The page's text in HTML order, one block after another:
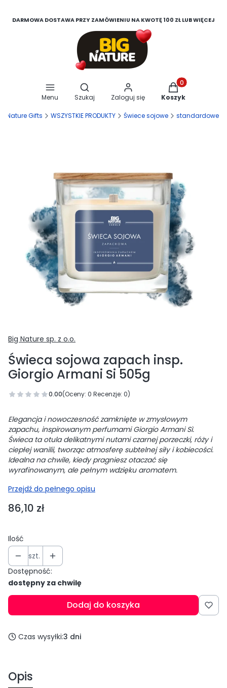
DARMOWA DOSTAWA PRZY ZAMÓWIENIU NA KWOTĘ 100 ZŁ LUB WIĘCEJ
Menu
Otwórz wyszukiwarkę
Szukaj Zaloguj się
Produkty w
Koszyk
Nature Gifts WSZYSTKIE PRODUKTY Świece sojowe standardowe
Big Nature sp. z o.o.
Świeca sojowa zapach insp.
Giorgio Armani Si 505g
0.00(Oceny: 0 Recenzje: 0)
Elegancja i nowoczesność zamknięte w zmysłowym
zapachu, inspirowanym perfumami Giorgio Armani Sì.
Świeca ta otula delikatnymi nutami czarnej porzeczki, róży i
ciepłej wanilii, tworząc atmosferę subtelnej siły i kobiecości.
Idealna na chwile, kiedy pragniesz otaczać się
wyrafinowanym, ale pełnym wdzięku aromatem.
Przejdź do pełnego opisu
Cena
86,10 zł
Ilość
szt.
Dostępność:
dostępny za chwilę
Dodaj do koszyka
Czas wysyłki:3 dni
Opis